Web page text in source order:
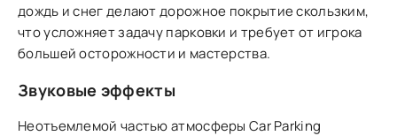
дождь и снег делают дорожное покрытие скользким,
что усложняет задачу парковки и требует от игрока
большей осторожности и мастерства.
Звуковые эффекты
Неотъемлемой частью атмосферы Car Parking